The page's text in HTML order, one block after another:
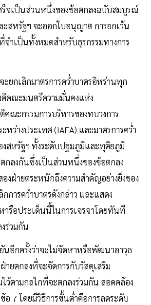
จเป็นส่วนหนึ่งของข้อตกลงฉบับสมบูรณ์
ะสหรัฐฯ จะออกใบอนุญาต การยกเว้น
ำเป็นทั้งหมดสำหรับธุรกรรมทางการ
ะยกเลิกมาตรการคว่ำบาตรอิหร่านทุก
ติคณะมนตรีความมั่นคงแห่ง
ณะกรรมการบริหารของทบวงการ
หว่างประเทศ (IAEA) และมาตรการคว่ำ
งสหรัฐฯ ทั้งระดับปฐมภูมิและทุติยภูมิ
ตกลงกันซึ่งเป็นส่วนหนึ่งของข้อตกลง
ฝ่ายตระหนักถึงความสำคัญอย่างยิ่งของ
การคว่ำบาตรดังกล่าว และแสดง
รือประเด็นนี้ในการเจรจาโดยทันที
ร่วมกัน
นอีกครั้งว่าจะไม่จัดหาหรือพัฒนาอาวุธ
ายตกลงที่จะจัดการกับวัสดุเสริม
ว้ตามกลไกที่จะตกลงร่วมกัน สอดคล้อง
ข้อ 7 โดยมีวิธีการขั้นต่ำคือการลดระดับ